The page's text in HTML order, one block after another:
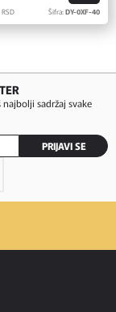
RSD Šifra:DY-0XF-40
sadržaj svake
PRIJAVI SE